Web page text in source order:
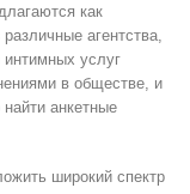
как
агентства,
услуг
в обществе, и
анкетные
широкий спектр